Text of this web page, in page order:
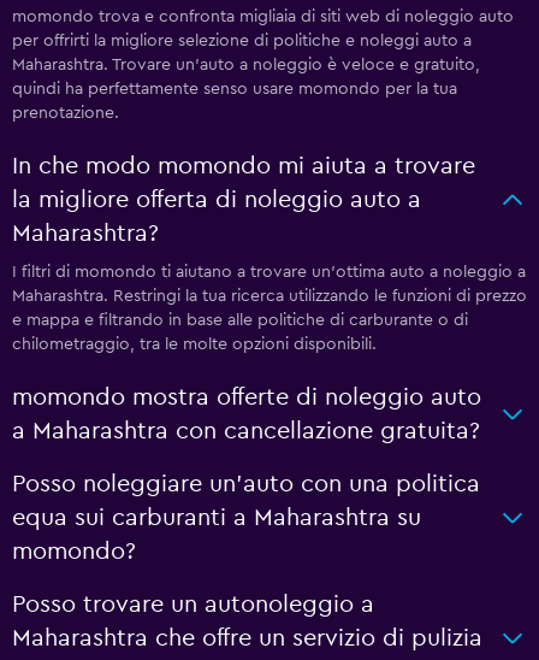
momondo trova e confronta migliaia di siti web di noleggio auto
per offrirti la migliore selezione di politiche e noleggi auto a
Maharashtra. Trovare un'auto a noleggio è veloce e gratuito,
quindi ha perfettamente senso usare momondo per la tua
prenotazione.
In che modo momondo mi aiuta a trovare
la migliore offerta di noleggio auto a
Maharashtra?
I filtri di momondo ti aiutano a trovare un'ottima auto a noleggio a
Maharashtra. Restringi la tua ricerca utilizzando le funzioni di prezzo
e mappa e filtrando in base alle politiche di carburante o di
chilometraggio, tra le molte opzioni disponibili.
momondo mostra offerte di noleggio auto
a Maharashtra con cancellazione gratuita?
Posso noleggiare un'auto con una politica
equa sui carburanti a Maharashtra su
momondo?
Posso trovare un autonoleggio a
Maharashtra che offre un servizio di pulizia